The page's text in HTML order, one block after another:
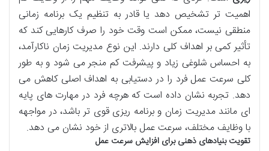
اهمیت تر تشخیص دهد یا قادر به تنظیم یک برنامه زمانی
منطقی نیست، ممکن است وقت خود را صرف کارهایی کند که
تأثیر کمی بر اهداف کلی دارند. این نوع مدیریت زمان ناکارآمد،
به احساس شلوغی زیاد و پیشرفت کم منجر می شود و به طور
کلی سرعت عمل فرد را در دستیابی به اهداف اصلی کاهش می
دهد. تجربه نشان داده است که هرچه فرد در مهارت های پایه
ای مانند مدیریت زمان و برنامه ریزی قوی تر باشد، در مواجهه
با وظایف مختلف، سرعت عمل بالاتری از خود نشان می دهد.
تقویت بنیادهای ذهنی برای افزایش سرعت عمل